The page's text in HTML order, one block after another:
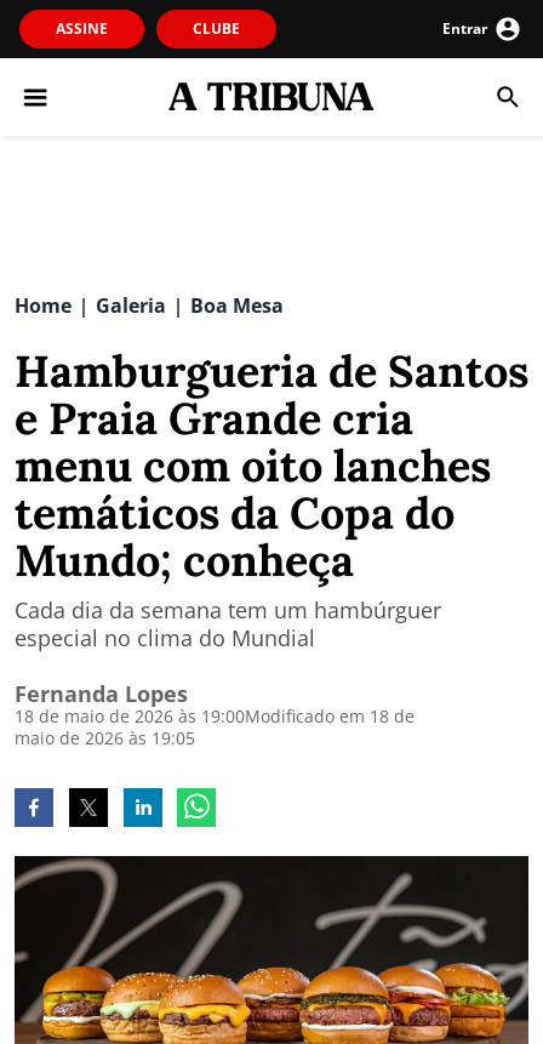
ASSINE CLUBE Entrar
Home | Galeria | Boa Mesa
Hamburgueria de Santos
e Praia Grande cria
menu com oito lanches
temáticos da Copa do
Mundo; conheça
Cada dia da semana tem um hambúrguer
especial no clima do Mundial
Fernanda Lopes
18 de maio de 2026 às 19:00Modificado em 18 de
maio de 2026 às 19:05